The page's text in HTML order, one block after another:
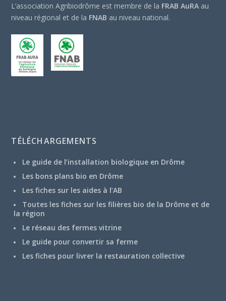
L’association Agribiodrôme est membre de la FRAB AuRA au
niveau régional et de la FNAB au niveau national.
TÉLÉCHARGEMENTS
Le guide de l’installation biologique en Drôme
Les bons plans bio en Drôme
Les fiches sur les aides à l’AB
Toutes les fiches sur les filières bio de la Drôme et de
la région
Le réseau des fermes vitrine
Le guide pour convertir sa ferme
Les fiches pour livrer la restauration collective